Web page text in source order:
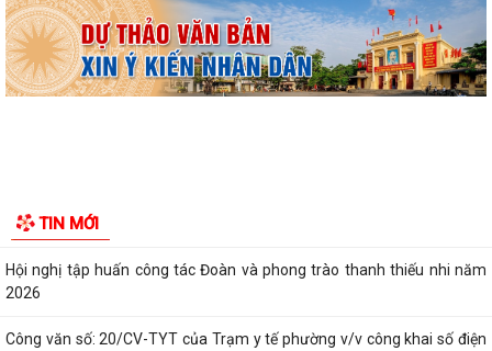
TIN MỚI
Ban đại diện Hội đồng quản trị Ngân hàng Chính sách xã hội phường
Kiến An tổ chức phiên họp giao...
TỪ NGÀY 08/8/2026: NHIỀU THỦ TỤC HÀNH CHÍNH TRỰC TUYẾN TẠI
giữa năm 2026 HĐND thành phố...
Hội nghị tập huấn công tác Đoàn và phong trào thanh thiếu nhi năm
2026
Công văn số: 20/CV-TYT của Trạm y tế phường v/v công khai số điện